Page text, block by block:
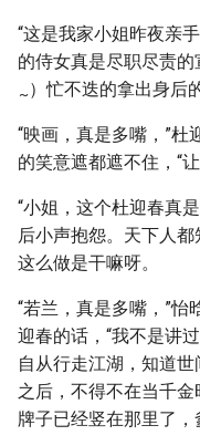
“这是我家小姐昨夜亲
的侍女真是尽职尽责
~）忙不迭的拿出身后
“映画，真是多嘴，”
的笑意遮都遮不住，“
“小姐，这个杜迎春真
后小声抱怨。天下人
这么做是干嘛呀。
“若兰，真是多嘴，”
迎春的话，“我不是讲
自从行走江湖，知道
之后，不得不在当千
牌子已经竖在那里了，